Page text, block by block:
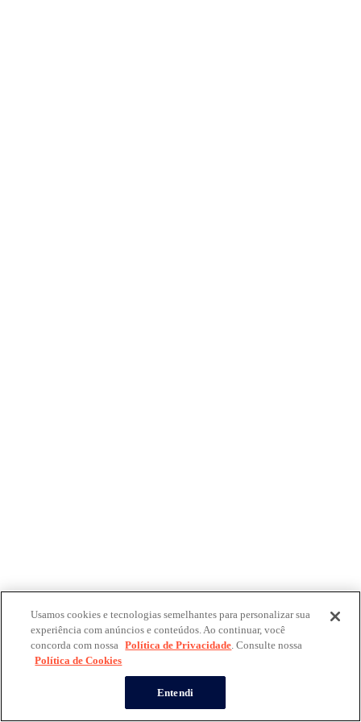
Usamos cookies e tecnologias semelhantes para personalizar sua
experiência com anúncios e conteúdos. Ao continuar, você
concorda com nossa Política de Privacidade. Consulte nossa
Política de Cookies
Entendi